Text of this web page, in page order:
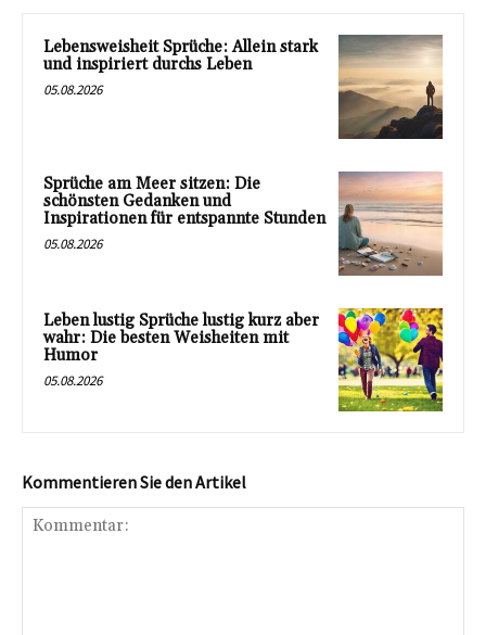
Lebensweisheit Sprüche: Allein stark
und inspiriert durchs Leben
05.08.2026
Sprüche am Meer sitzen: Die
schönsten Gedanken und
Inspirationen für entspannte Stunden
05.08.2026
Leben lustig Sprüche lustig kurz aber
wahr: Die besten Weisheiten mit
Humor
05.08.2026
Kommentieren Sie den Artikel